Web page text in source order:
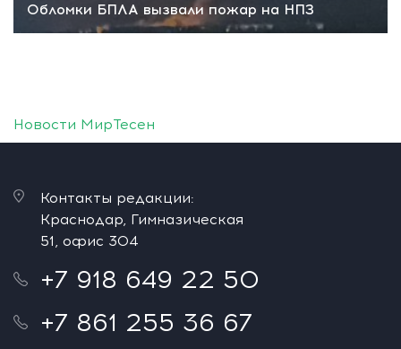
Обломки БПЛА вызвали пожар на НПЗ
Новости МирТесен
Контакты редакции:
Краснодар, Гимназическая
51, офис 304
+7 918 649 22 50
+7 861 255 36 67